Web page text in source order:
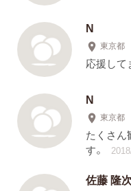
N
東京都
応援して
N
東京都
たくさん
す。
佐藤 隆次